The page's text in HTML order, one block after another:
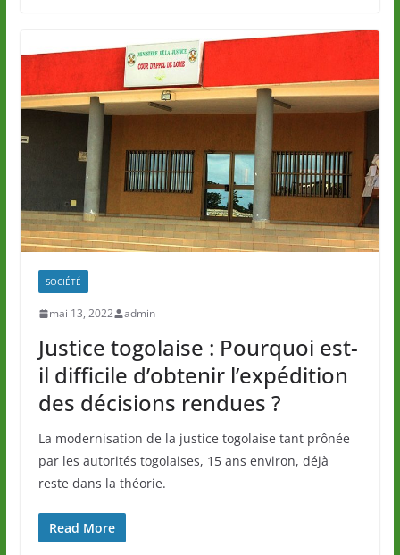
SOCIÉTÉ
mai 13, 2022 admin
Justice togolaise : Pourquoi est-
il difficile d’obtenir l’expédition
des décisions rendues ?
La modernisation de la justice togolaise tant prônée
par les autorités togolaises, 15 ans environ, déjà
reste dans la théorie.
Read More